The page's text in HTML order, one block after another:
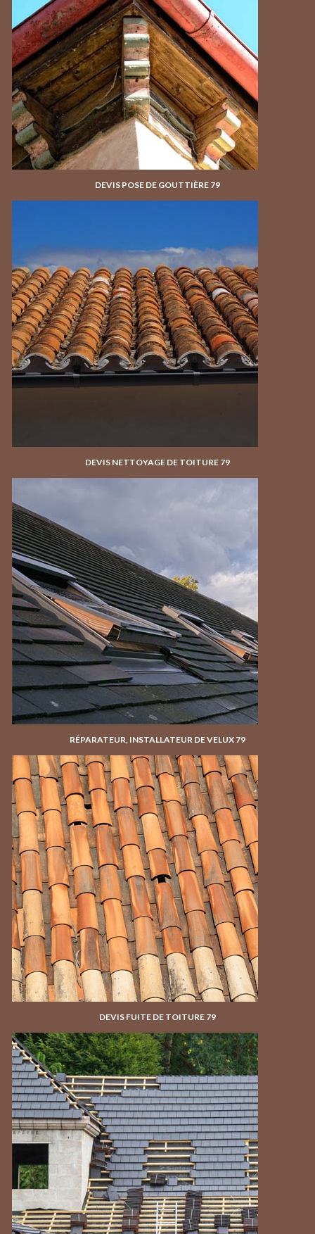
DEVIS POSE DE GOUTTIÈRE 79
DEVIS NETTOYAGE DE TOITURE 79
RÉPARATEUR, INSTALLATEUR DE VELUX 79
DEVIS FUITE DE TOITURE 79